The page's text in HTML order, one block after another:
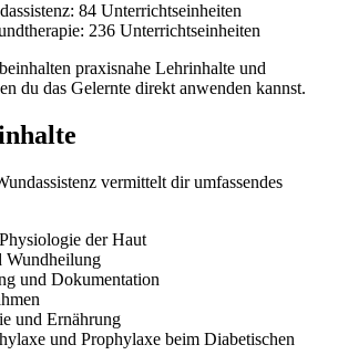
84 Unterrichtseinheiten
236 Unterrichtseinheiten
praxisnahe Lehrinhalte und
du das Gelernte direkt anwenden kannst.
vermittelt dir umfassendes
der Haut
Wundheilung
und Dokumentation
und Ernährung
und Prophylaxe beim Diabetischen